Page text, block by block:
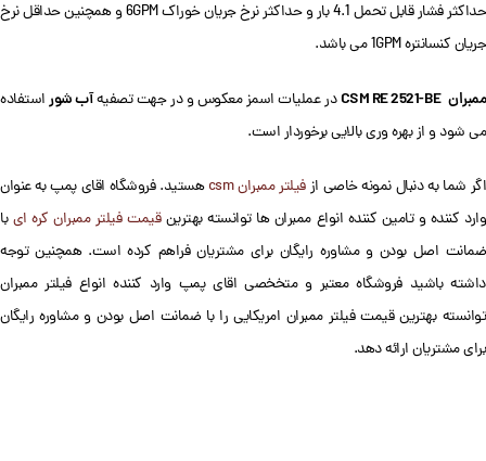
حداکثر فشار قابل تحمل 4.1 بار و حداکثر نرخ جریان خوراک 6GPM و همچنین حداقل نرخ
جریان کنسانتره 1GPM می باشد.
ممبران CSM RE 2521-BEدر عملیات اسمز معکوس و در جهت تصفیهآب شوراستفاده
می شود و از بهره وری بالایی برخوردار است.
اگر شما به دنبال نمونه خاصی ازفیلتر ممبران csm
هستید. فروشگاه اقای پمپ به عنوان
وارد کننده و تامین کننده انواع ممبران ها توانسته بهترینقیمت فیلتر ممبران کره ایبا
ضمانت اصل بودن و مشاوره رایگان برای مشتریان فراهم کرده است. همچنین توجه
داشته باشید فروشگاه معتبر و متخخصی اقای پمپ وارد کننده انواع فیلتر ممبران
توانسته بهترین قیمت فیلتر ممبران امریکایی را با ضمانت اصل بودن و مشاوره رایگان
برای مشتریان ارائه دهد.